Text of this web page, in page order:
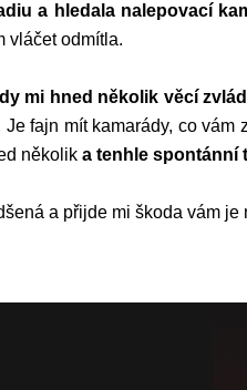
a hledala nalepovací
vláčet odmítla.
mi hned několik věcí
fajn mít kamarády, co
několik a tenhle spontánní
a přijde mi škoda vám